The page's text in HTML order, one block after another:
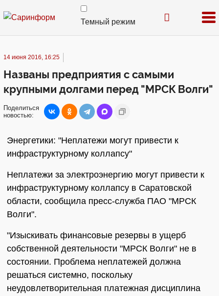
Темный режим
14 июня 2016, 16:25
Названы предприятия с самыми
крупными долгами перед "МРСК Волги"
Поделиться
новостью:
Энергетики: "Неплатежи могут привести к
инфраструктурному коллапсу"
Неплатежи за электроэнергию могут привести к
инфраструктурному коллапсу в Саратовской
области, сообщила пресс-служба ПАО "МРСК
Волги".
"Изыскивать финансовые резервы в ущерб
собственной деятельности "МРСК Волги" не в
состоянии. Проблема неплатежей должна
решаться системно, поскольку
неудовлетворительная платежная дисциплина